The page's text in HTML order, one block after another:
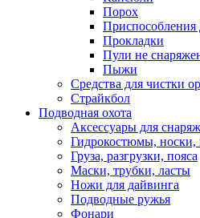
Порох
Приспособления
Прокладки
Пули не
Пыжи
Средства для чистки
Страйкбол
Подводная охота
Аксессуары для
Гидрокостюмы, носки,
Груза, разгрузки, пояса
Маски, трубки, ласты
Ножи для дайвинга
Подводные ружья
Фонари